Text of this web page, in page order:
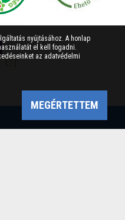
nyújtásához. A honlap
el kell fogadni.
az adatvédelmi
MEGÉRTETTEM